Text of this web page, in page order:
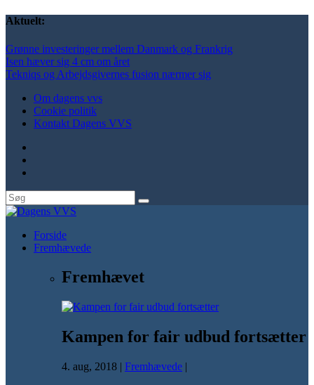
Aktuelt:
Grønne investeringer mellem Danmark og Frankrig
Isen hæver sig 4 cm om året
Tekniqs og Arbejdsgivernes fusion nærmer sig
Om dagens vvs
Cookie politik
Kontakt Dagens VVS
Forside
Fremhævede
Fremhævet
Kampen for fair udbud fortsætter
4. aug, 2018 | Fremhævede |